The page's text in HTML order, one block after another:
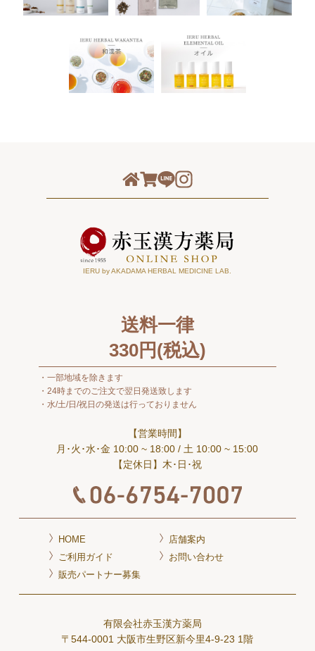
IERU by AKADAMA HERBAL MEDICINE LAB.
送料一律
330円(税込)
一部地域を除きます
24時までのご注文で翌日発送致します
水/土/日/祝日の発送は行っておりません
【営業時間】
月･火･水･金 10:00 ~ 18:00/ 土 10:00 ~ 15:00
【定休日】木･日･祝
HOME
店舗案内
ご利用ガイド
販売パートナー募集
お問い合わせ
有限会社赤玉漢方薬局
〒544-0001 大阪市生野区新今里4-9-23 1階